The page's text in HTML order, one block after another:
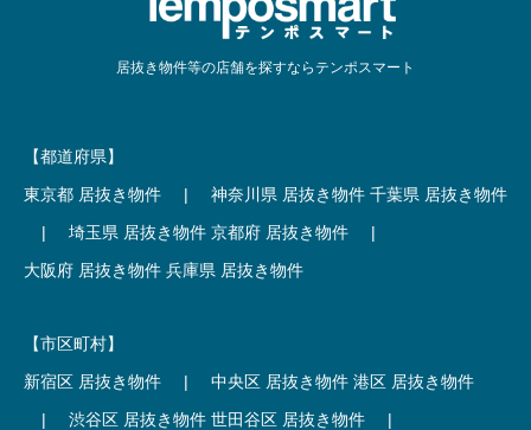
居抜き物件等の店舗を探すならテンポスマート
【都道府県】
東京都 居抜き物件
| 神奈川県 居抜き物件 千葉県 居抜き物件
|
埼玉県 居抜き物件 京都府 居抜き物件
|
大阪府 居抜き物件 兵庫県 居抜き物件
【市区町村】
新宿区 居抜き物件
| 中央区 居抜き物件 港区 居抜き物件
|
渋谷区 居抜き物件 世田谷区 居抜き物件
|